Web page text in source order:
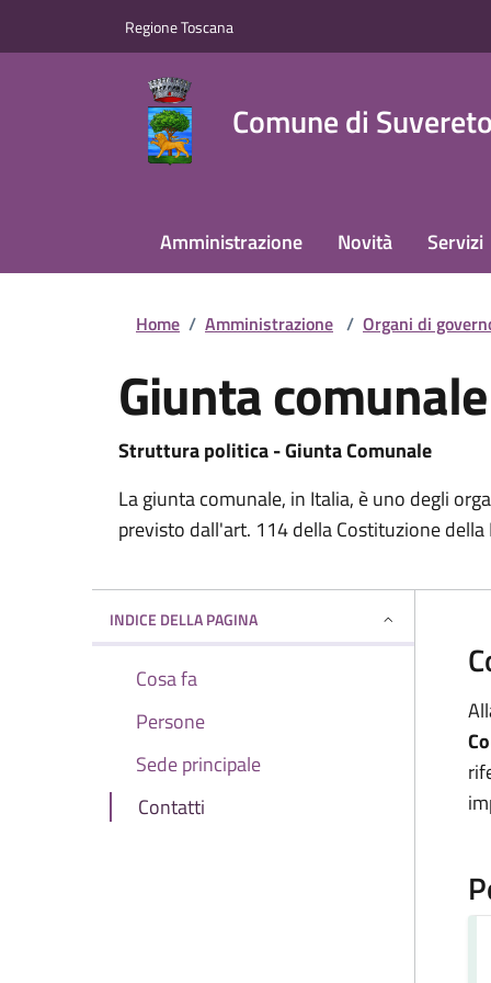
Regione Toscana
Comune di
Amministrazione Novità Servizi
Home / Amministrazione / Organi di
Giunta comunale
Struttura politica - Giunta Comunale
La giunta comunale, in Italia, è uno degli
previsto dall'art. 114 della Costituzione della
INDICE DELLA PAGINA
Cosa fa
Persone
Sede principale
Contatti